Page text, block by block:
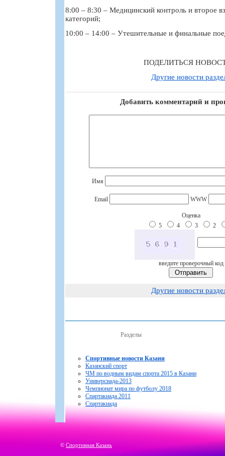
8:00 – 8:30 – Медицинский контроль и второе
категорий;
10:00 – 14:00 – Утешительные и финальные
ПОДЕЛИТЬСЯ
Другие новости
Добавить комментарий и
Имя
Email WWW
Оценка
5
4 3 2
введите проверочный код
Другие новости
Разделы
Спортивные новости Казани
Казанский спорт
ЧМ по водным видам спорта 2015 в Казани
Универсиада-2013
Чемпионат мира по футболу 2018
Спартакиада 2011
Спартакиада
© Спортивная Казань